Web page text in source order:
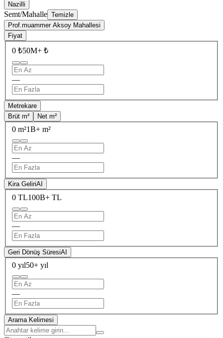
Nazilli
Semt/Mahalle Temizle
Prof.muammer Aksoy Mahallesi
Fiyat
0 ₺50M+ ₺
—
Metrekare
Brüt m²
Net m²
0 m²1B+ m²
—
Kira GeliriAI
0 TL100B+ TL
—
Geri Dönüş SüresiAI
0 yıl50+ yıl
—
Arama Kelimesi